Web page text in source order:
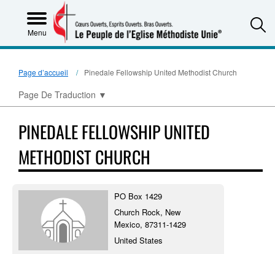
Menu
Page d’accueil Pinedale Fellowship United Methodist Church
Page De Traduction ▼
PINEDALE FELLOWSHIP UNITED
METHODIST CHURCH
PO Box 1429
Church Rock, New
Mexico, 87311-1429
United States